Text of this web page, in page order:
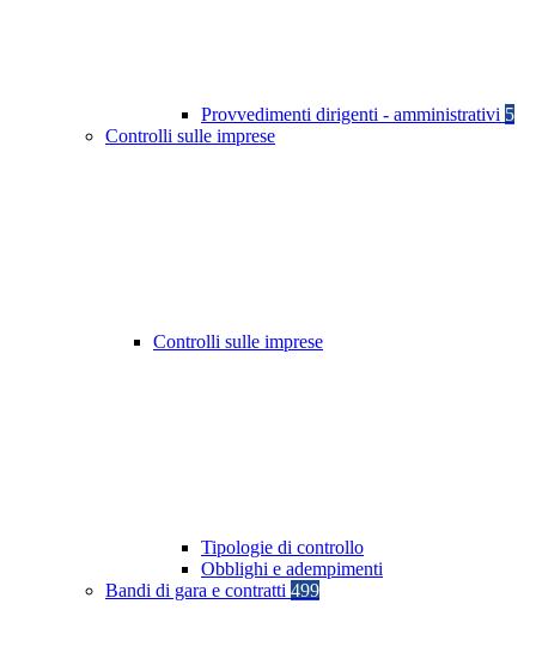
Provvedimenti dirigenti - amministrativi 5
Controlli sulle imprese
Controlli sulle imprese
Tipologie di controllo
Obblighi e adempimenti
Bandi di gara e contratti 499